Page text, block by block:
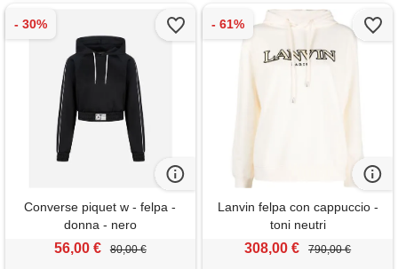
Converse piquet w - felpa -
donna - nero
56,00 € 80,00 €
Lanvin felpa con cappuccio -
toni neutri
308,00 € 790,00 €